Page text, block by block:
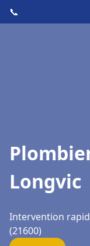
📞
Longvic
Intervention
(21600)